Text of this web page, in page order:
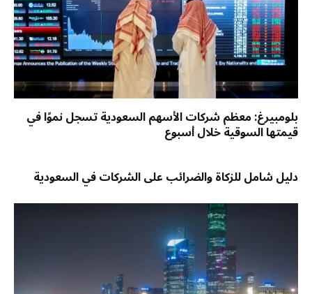
بلومبيرغ: معظم شركات الأسهم السعودية تسجل نموًا في
قيمتها السوقية خلال أسبوع
دليل شامل للزكاة والضرائب على الشركات في السعودية